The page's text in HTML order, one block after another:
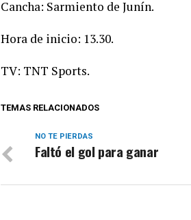
Cancha: Sarmiento de Junín.
Hora de inicio: 13.30.
TV: TNT Sports.
TEMAS RELACIONADOS
NO TE PIERDAS
Faltó el gol para ganar